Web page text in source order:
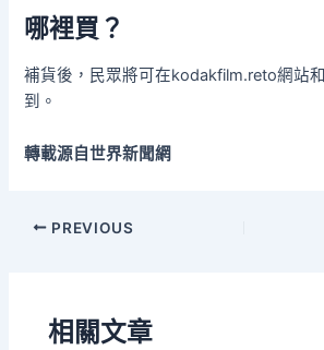
哪裡買？
補貨後，民眾將可在kodakfilm.reto網站
到。
轉載源自世界新聞網
PREVIOUS
相關文章